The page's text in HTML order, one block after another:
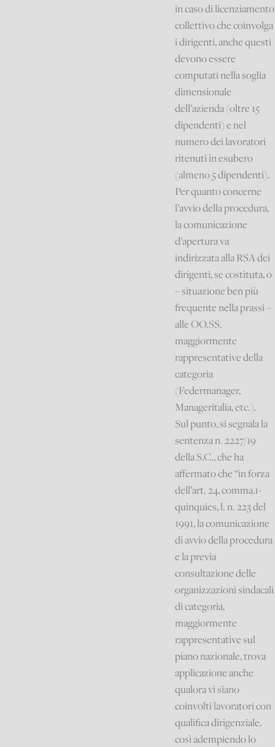
in caso di licenziamento
collettivo che coinvolga
i dirigenti, anche questi
devono essere
computati nella soglia
dimensionale
dell’azienda (oltre 15
dipendenti) e nel
numero dei lavoratori
ritenuti in esubero
(almeno 5 dipendenti).
Per quanto concerne
l’avvio della procedura,
la comunicazione
d’apertura va
indirizzata alla RSA dei
dirigenti, se costituta, o
– situazione ben più
frequente nella prassi –
alle OO.SS.
maggiormente
rappresentative della
categoria
(Federmanager,
Manageritalia, etc.).
Sul punto, si segnala la
sentenza n. 2227/19
della S.C., che ha
affermato che “in forza
dell’art. 24, comma.1-
quinquies, l. n. 223 del
1991, la comunicazione
di avvio della procedura
e la previa
consultazione delle
organizzazioni sindacali
di categoria,
maggiormente
rappresentative sul
piano nazionale, trova
applicazione anche
qualora vi siano
coinvolti lavoratori con
qualifica dirigenziale,
così adempiendo lo